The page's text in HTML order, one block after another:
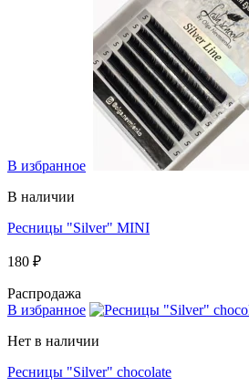
В избранное
В наличии
Ресницы "Silver" MINI
180 ₽
Распродажа
В избранное
Нет в наличии
Ресницы "Silver" chocolate